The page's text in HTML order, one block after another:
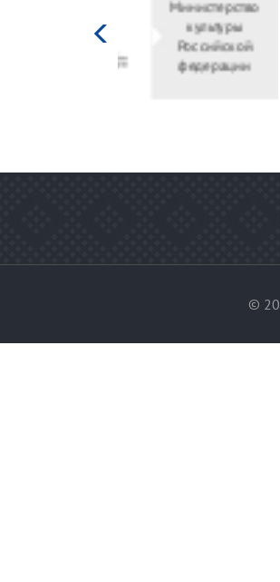
©